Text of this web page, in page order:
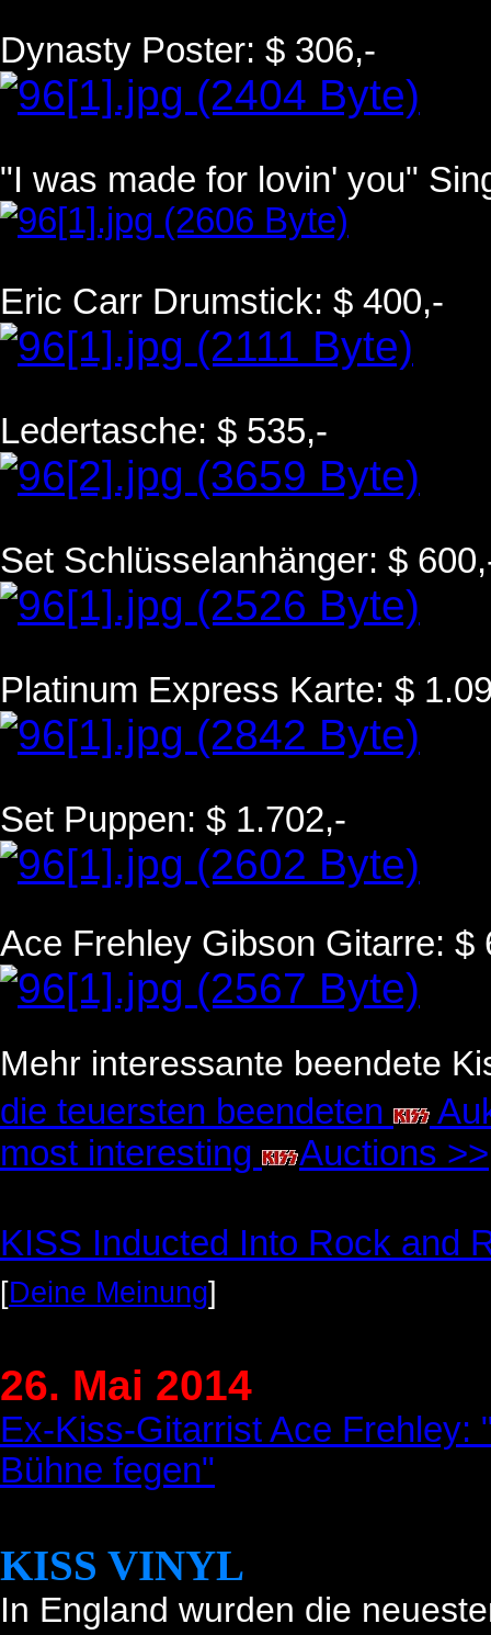
Dynasty Poster: $ 306,-
"I was made for lovin' you"
Eric Carr Drumstick: $ 400,-
Ledertasche: $ 535,-
Set Schlüsselanhänger: $
Platinum Express Karte: $
Set Puppen: $ 1.702,-
Ace Frehley Gibson Gitarre: $
Mehr interessante beendete
die teuersten beendeten
most interesting
Auctions >>
KISS Inducted Into Rock and
[Deine Meinung]
26. Mai 2014
Ex-Kiss-Gitarrist Ace Frehley:
Bühne fegen"
KISS VINYL
In England wurden die